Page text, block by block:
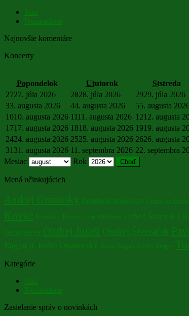
Jazz
Nezaradené
Najnovšie komentáre
Koncerty
Popondelok Ututorok Ststreda
2727. júla 2026 2828. júla 2026 2929. júla 2026
33. augusta 2026 44. augusta 2026 55. augusta
1010. augusta 2026 11 11. augusta 2026 1212. augusta
1717. augusta 2026 1818. augusta 2026 1919. augusta
2424. augusta 2026 2525. augusta 2026 2626. augusta
31 31. augusta 2026 1 1. septembra 2026 22. septembra
Mesiac
Rok
Mená učinkujúcich
Andrej Urminský Bernhard Wiesinger Christian Havel
Kováč Kristián Kuruc Lori Williams Luboš Šrámek
Ondrej Botek Ondrej Juraši Ondrej Štveráček
Ragan jr. Robo Opatovský Robo Ragan Silvio Berger
Kategórie
Jazz
Nezaradené
Zasielanie správ o novinkách